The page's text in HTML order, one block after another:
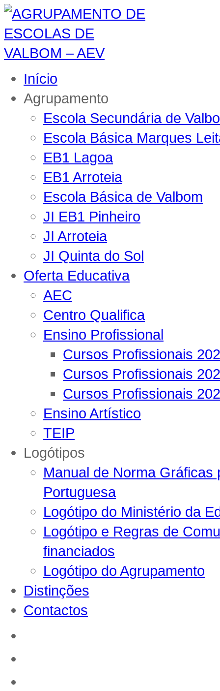
Início
Agrupamento
Escola Secundária de
Escola Básica Marques
EB1 Lagoa
EB1 Arroteia
Escola Básica de Valbom
JI EB1 Pinheiro
JI Arroteia
JI Quinta do Sol
Oferta Educativa
AEC
Centro Qualifica
Ensino Profissional
Cursos Profissionais
Cursos Profissionais
Cursos Profissionais
Ensino Artístico
TEIP
Logótipos
Manual de Norma
Portuguesa
Logótipo do Ministério da
Logótipo e Regras de
financiados
Logótipo do Agrupamento
Distinções
Contactos